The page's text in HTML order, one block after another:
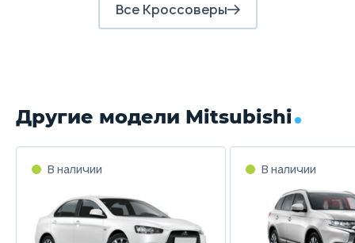
Все Кроссоверы
Другие модели Mitsubishi
В наличии В наличии